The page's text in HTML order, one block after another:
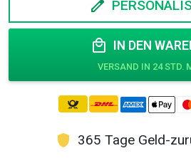
IN DEN
365 Tage Geld-